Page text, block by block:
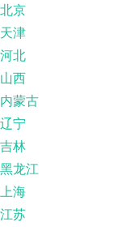
北京
天津
河北
山西
内蒙古
辽宁
吉林
黑龙江
上海
江苏